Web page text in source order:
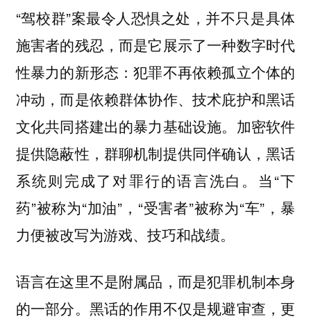
“驾校群”案最令人恐惧之处，并不只是具体
施害者的残忍，而是它展示了一种数字时代
性暴力的新形态：犯罪不再依赖孤立个体的
冲动，而是依赖群体协作、技术庇护和黑话
文化共同搭建出的暴力基础设施。加密软件
提供隐蔽性，群聊机制提供同伴确认，黑话
系统则完成了对罪行的语言洗白。当“下
药”被称为“加油”，“受害者”被称为“车”，暴
力便被改写为游戏、技巧和战绩。
语言在这里不是附属品，而是犯罪机制本身
的一部分。黑话的作用不仅是规避审查，更